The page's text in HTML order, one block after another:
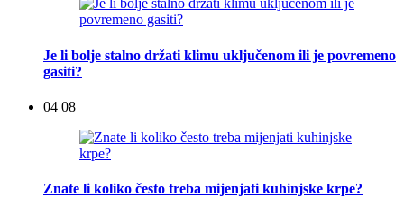
Je li bolje stalno držati klimu uključenom ili je povremeno
gasiti?
04 08
Znate li koliko često treba mijenjati kuhinjske krpe?